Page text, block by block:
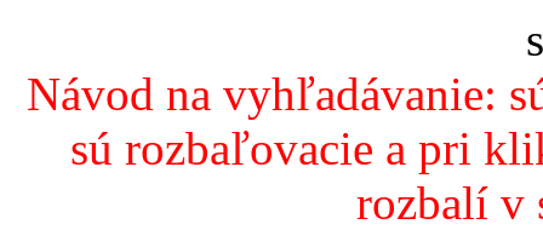
Návod na vyhľadávanie:
sú rozbaľovacie a pri
rozbalí v